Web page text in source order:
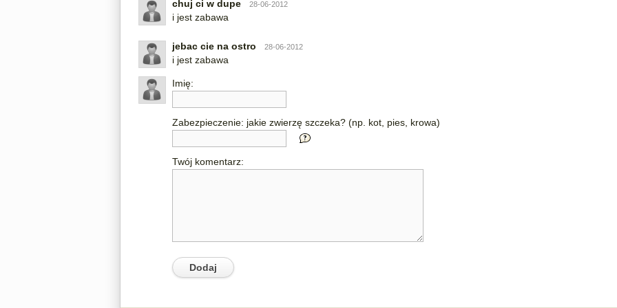
chuj ci w dupe 28-06-2012
i jest zabawa
jebac cie na ostro 28-06-2012
i jest zabawa
Imię:
Zabezpieczenie: jakie zwierzę szczeka? (np. kot, pies, krowa)
Twój komentarz: